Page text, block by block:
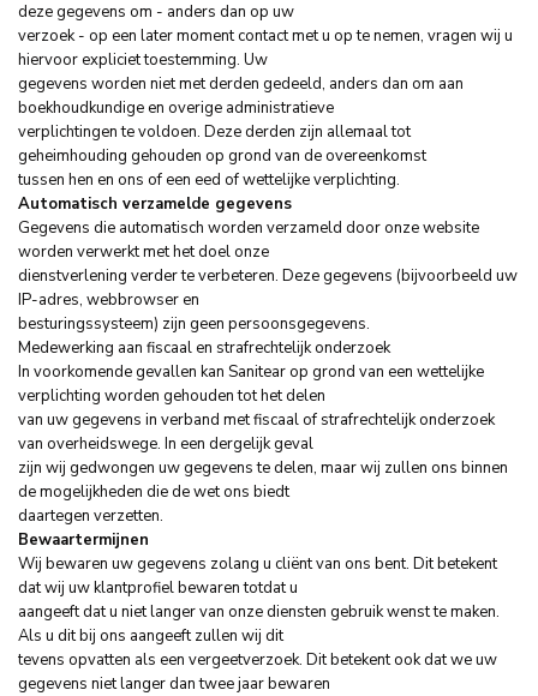
deze gegevens om - anders dan op uw
verzoek - op een later moment contact met u op te nemen, vragen wij u
hiervoor expliciet toestemming. Uw
gegevens worden niet met derden gedeeld, anders dan om aan
boekhoudkundige en overige administratieve
verplichtingen te voldoen. Deze derden zijn allemaal tot
geheimhouding gehouden op grond van de overeenkomst
tussen hen en ons of een eed of wettelijke verplichting.
Automatisch verzamelde gegevens
Gegevens die automatisch worden verzameld door onze website
worden verwerkt met het doel onze
dienstverlening verder te verbeteren. Deze gegevens (bijvoorbeeld uw
IP-adres, webbrowser en
besturingssysteem) zijn geen persoonsgegevens.
Medewerking aan fiscaal en strafrechtelijk onderzoek
In voorkomende gevallen kan Sanitear op grond van een wettelijke
verplichting worden gehouden tot het delen
van uw gegevens in verband met fiscaal of strafrechtelijk onderzoek
van overheidswege. In een dergelijk geval
zijn wij gedwongen uw gegevens te delen, maar wij zullen ons binnen
de mogelijkheden die de wet ons biedt
daartegen verzetten.
Bewaartermijnen
Wij bewaren uw gegevens zolang u cliënt van ons bent. Dit betekent
dat wij uw klantprofiel bewaren totdat u
aangeeft dat u niet langer van onze diensten gebruik wenst te maken.
Als u dit bij ons aangeeft zullen wij dit
tevens opvatten als een vergeetverzoek. Dit betekent ook dat we uw
gegevens niet langer dan twee jaar bewaren